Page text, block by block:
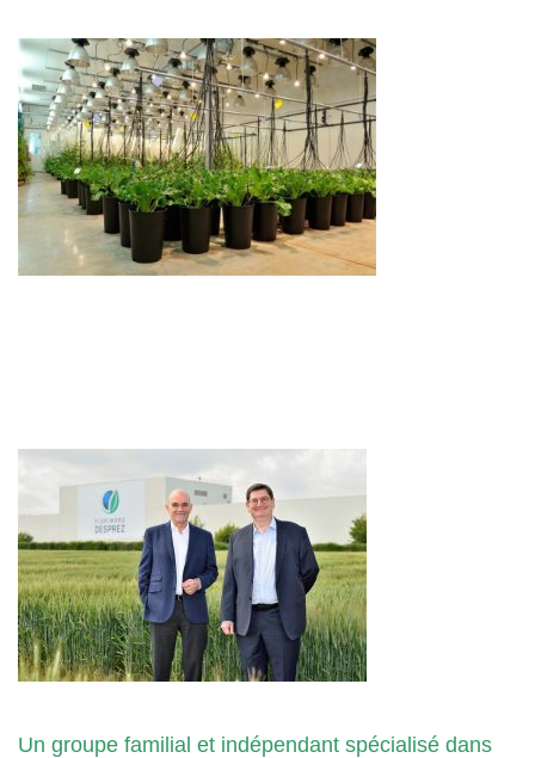
Un groupe familial et indépendant spécialisé dans